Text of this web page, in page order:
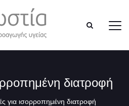
διατροφή
για ισορροπημένη διατροφή